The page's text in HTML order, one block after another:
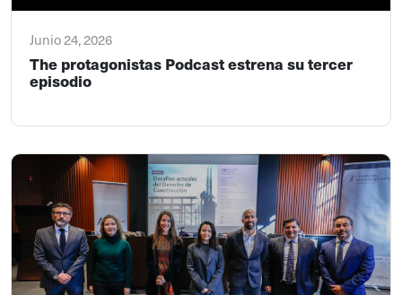
Junio 24, 2026
The protagonistas Podcast estrena su tercer
episodio